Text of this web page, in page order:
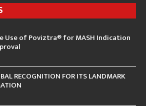
Use of Poviztra® for MASH Indication
RECOGNITION FOR ITS LANDMARK